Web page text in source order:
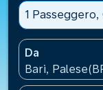
1
Da
Bari,